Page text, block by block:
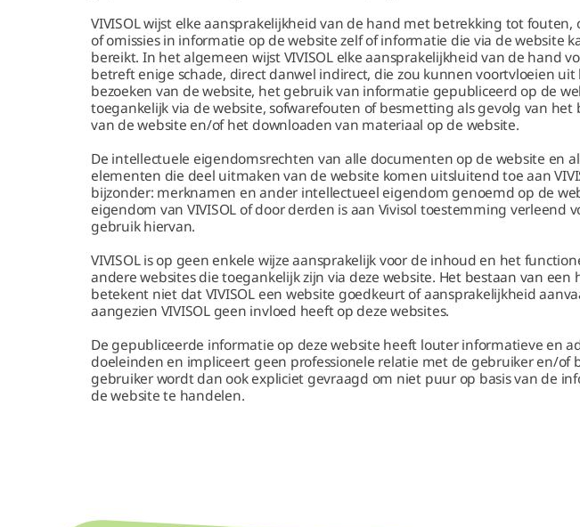
VIVISOL wijst elke aansprakelijkheid van de hand met betrekking tot fouten,
of omissies in informatie op de website zelf of informatie die via de website
bereikt. In het algemeen wijst VIVISOL elke aansprakelijkheid van de hand
betreft enige schade, direct danwel indirect, die zou kunnen voortvloeien uit
bezoeken van de website, het gebruik van informatie gepubliceerd op de
toegankelijk via de website, sofwarefouten of besmetting als gevolg van het
van de website en/of het downloaden van materiaal op de website.
De intellectuele eigendomsrechten van alle documenten op de website en
elementen die deel uitmaken van de website komen uitsluitend toe aan
bijzonder: merknamen en ander intellectueel eigendom genoemd op de
eigendom van VIVISOL of door derden is aan Vivisol toestemming verleend
gebruik hiervan.
VIVISOL is op geen enkele wijze aansprakelijk voor de inhoud en het
andere websites die toegankelijk zijn via deze website. Het bestaan van een
betekent niet dat VIVISOL een website goedkeurt of aansprakelijkheid
aangezien VIVISOL geen invloed heeft op deze websites.
De gepubliceerde informatie op deze website heeft louter informatieve en
doeleinden en impliceert geen professionele relatie met de gebruiker en/of
gebruiker wordt dan ook expliciet gevraagd om niet puur op basis van de
de website te handelen.